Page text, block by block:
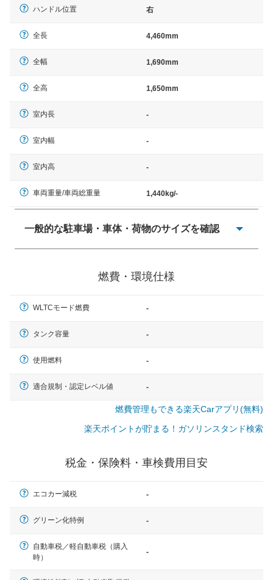
ハンドル位置 右
全長 4,460mm
全幅 1,690mm
全高 1,650mm
室内長 -
室内幅 -
室内高 -
車両重量/車両総重量 1,440kg/-
一般的な駐車場・車体・荷物のサイズを確認
× 長さ 5,000mm 車路幅 5,000mmというサイズが標準値
燃費・環境仕様
WLTCモード燃費 -
タンク容量 -
使用燃料 -
適合規制・認定レベル値 -
燃費管理もできる楽天Carアプリ(無料)
楽天ポイントが貯まる！ガソリンスタンド検索
税金・保険料・車検費用目安
エコカー減税 -
グリーン化特例 -
自動車税／軽自動車税（購入
時）
-